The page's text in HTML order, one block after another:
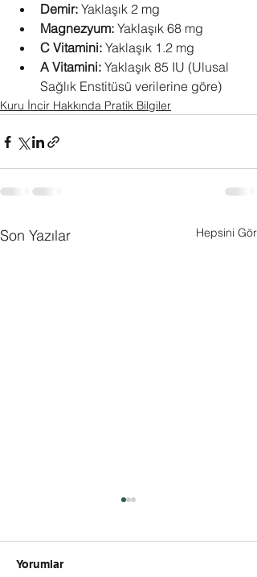
Demir: Yaklaşık 2 mg
Magnezyum: Yaklaşık 68 mg
C Vitamini: Yaklaşık 1.2 mg
A Vitamini: Yaklaşık 85 IU (Ulusal
Sağlık Enstitüsü verilerine göre)
Kuru İncir Hakkında Pratik Bilgiler
Son Yazılar Hepsini Gör
Yorumlar